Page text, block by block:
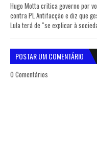
Hugo Motta critica governo por
contra PL Antifacção e diz que
Lula terá de “se explicar à
POSTAR UM COMENTÁRIO
0 Comentários